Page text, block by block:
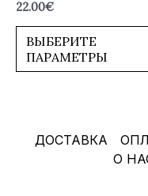
Оценка
из
22.00€
ВЫБЕРИТЕ
ПАРАМЕТРЫ
ДОСТАВКА
О